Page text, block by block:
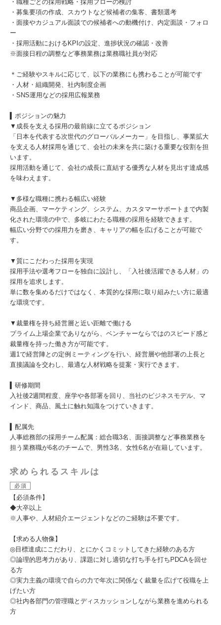
・職種ごとの採用戦略・採用フローの検討
・募集要項の作成、スカウトなど候補者の集客、書類選考
・面接やカジュアル面談での候補者への動機付け、内定面談・フォロ
ー
・採用活動におけるKPIの設定、進捗状況の確認・改善
※面接日程の調整など事務業務は業務職社員が対応
＊ご経験やスキルに応じて、以下の業務にも携わることが可能です
・人材・組織開発、社内制度企画
・SNS運用などの採用広報業務
▍ポジションの魅力
▼成長を支える採用の最前線に立てるポジション
「日本を代表する次世代のグローバルメーカー」を目指し、事業拡大
を支える人材採用を通じて、会社の未来を共に築ける重要な役割を担
います。
採用活動を通じて、会社の成長に直結する優秀な人材を見出す達成感
を味わえます。
▼多様な職種に携わる幅広い経験
商品企画、マーケティング、システム、カスタマーサポートまで内製
化された環境の中で、多岐にわたる職種の採用を経験できます。
幅広い分野での採用力を磨き、キャリアの幅を広げることが可能で
す。
▼質にこだわった採用を実現
採用手法や選考フローを独自に設計し、「入社後活躍できる人材」の
採用を追求します。
単に数を集めるだけではなく、本質的な採用に取り組みたい方に最適
な環境です。
▼裁量権を持ち経営層と近い距離で働ける
プライム上場企業でありながら、ベンチャーならではのスピード感と
裁量権を持った働き方が可能です。
週1で経営陣との定例ミーティングを行い、経営層や他部署の上長と
直接議論を交わし、最適な人材戦略を提案・実行できます。
▍研修期間
入社後2週間程度、座学や各部署を回り、当社のビジネスモデル、マ
インド、商品、風土に触れ知識をつけていきます。
▍配属先
人事総務部の採用チーム配属：総合職3名、面接調整など事務業務を
担う業務職が6名のチームで、男性3名、女性6名が在籍しています。
求められるスキルは
必須
【必須条件】
◆大卒以上
※人事や、人材紹介エージェントなどのご経験は不要です。
【求める人物像】
◎目標達成にこだわり、とにかくコミットしてきた経験のある方
◎論理的思考力があり、課題に対し適切な打ち手を打ちPDCAを回せ
る方
◎実力主義の環境で自らの力で年次に関係なく裁量を広げて役職を上
げたい方
◎社内各部門の管理職とディスカッションしながら業務を進められる
方